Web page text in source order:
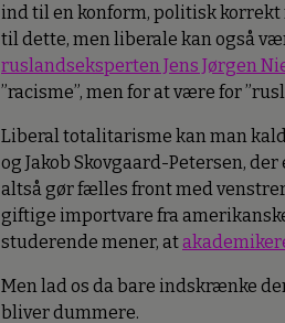
ind til en konform, politisk
til dette, men liberale kan også
ruslandseksperten Jens Jørgen
”racisme”, men for at være for
Liberal totalitarisme kan man
og Jakob Skovgaard-Petersen,
altså gør fælles front med
giftige importvare fra
studerende mener, at
Men lad os da bare indskrænke
bliver dummere.